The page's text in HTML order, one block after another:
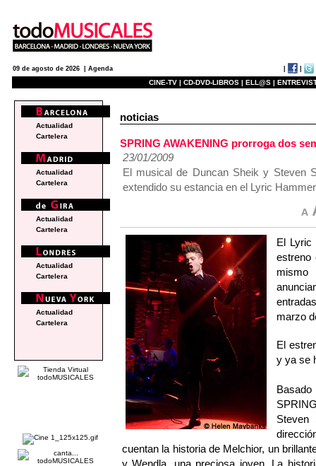
09 de agosto de 2026 | Agenda
CINE-TV | CD-DVD-LIBROS | ELL@S |
noticias
SPRING AWAKENING prorroga dos
23/01/2009
El musical de Duncan Sheik y Steven
extendido su estancia en el Lyric
El Lyric
estreno
mismo
marzo
El
y ya se
Steven
cuentan la historia de Melchior, un
y Wendla, una preciosa joven. La
Actualidad
Cartelera
Actualidad
Cartelera
Actualidad
Cartelera
Actualidad
Cartelera
Actualidad
Cartelera